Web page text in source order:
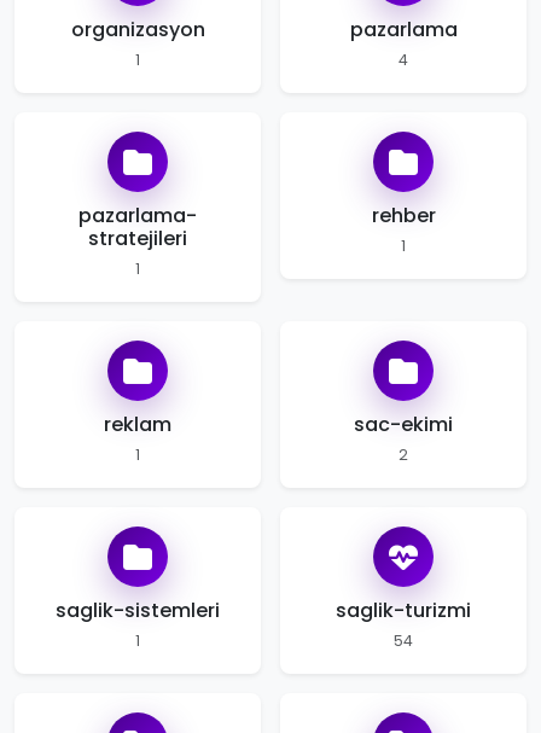
organizasyon
1
pazarlama
4
pazarlama-
stratejileri
1
rehber
1
reklam
1
sac-ekimi
2
saglik-sistemleri
1
saglik-turizmi
54